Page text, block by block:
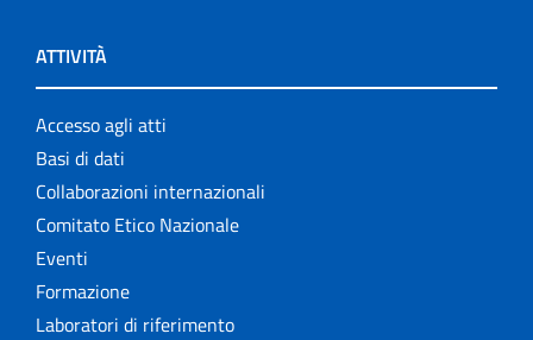
ATTIVITÀ
Accesso agli atti
Basi di dati
Collaborazioni internazionali
Comitato Etico Nazionale
Eventi
Formazione
Laboratori di riferimento